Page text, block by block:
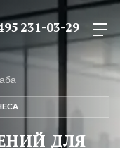
231-03-29
ДЛЯ